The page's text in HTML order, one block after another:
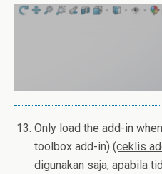
Only load the add-in
toolbox add-in)(ceklis
digunakan saja, apabila